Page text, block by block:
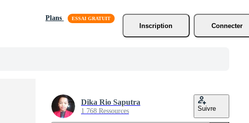
Plans
Inscription
Connecter
Dika Rio Saputra
1 768 Ressources Suivre